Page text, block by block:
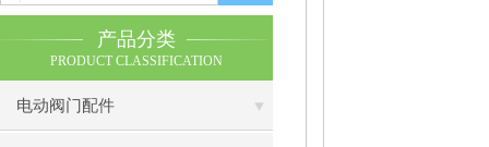
产品分类
PRODUCT CLASSIFICATION
电动阀门配件